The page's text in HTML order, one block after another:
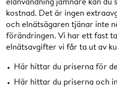
kostnad. Det är ingen
och elnätsägaren tjänar inte
förändringen. Vi har ett fast
elnätsavgifter vi får ta ut av
Här hittar du priserna för
Här hittar du priserna och